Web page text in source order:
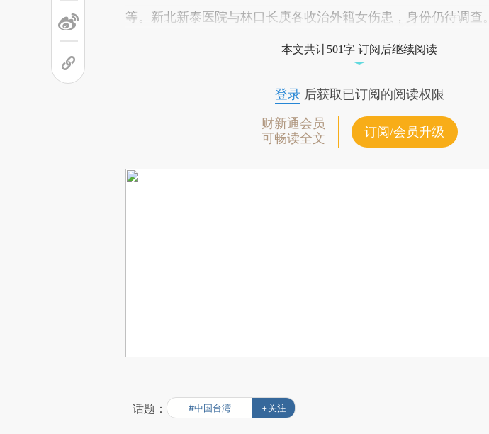
等。新北新泰医院与林口长庚各收治外籍女伤患，身份仍待调查。
本文共计501字 订阅后继续阅读
登录后获取已订阅的阅读权限
财新通会员
可畅读全文
订阅/会员升级
话题： #中国台湾 +关注